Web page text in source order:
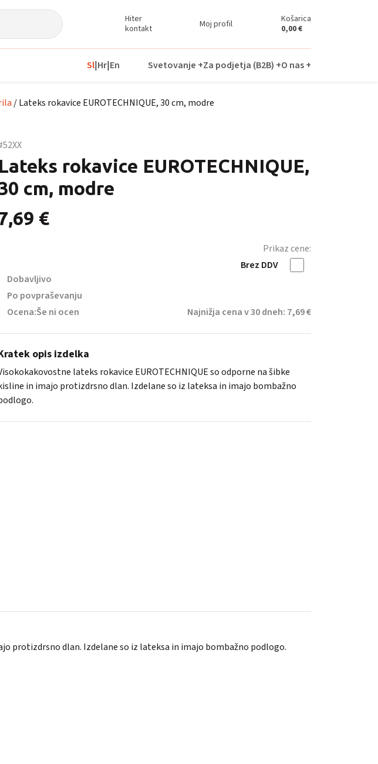
Hiter
kontakt
Moj profil
Košarica
0,00€
Sl|Hr|En Svetovanje +Za podjetja (B2B) +O nas +
/ Lateks rokavice EUROTECHNIQUE, 30 cm, modre
Lateks rokavice EUROTECHNIQUE,
cm, modre
€
Prikaz cene:
Brez DDV
Dobavljivo
Po povpraševanju
Ocena:Še ni ocen Najnižja cena v 30 dneh: 7,69 €
opis izdelka
lateks rokavice EUROTECHNIQUE so odporne na šibke
in imajo protizdrsno dlan. Izdelane so iz lateksa in imajo bombažno
protizdrsno dlan. Izdelane so iz lateksa in imajo bombažno podlogo.